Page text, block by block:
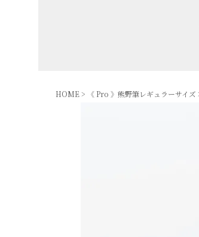
HOME 《 Pro 》熊野筆レギュラーサイズ